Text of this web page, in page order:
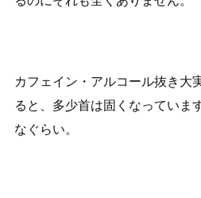
カフェイン・アルコール抜き大
ると、多少首は固くなっていま
なぐらい。